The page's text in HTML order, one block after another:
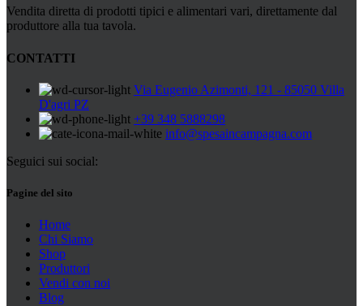
Vendita diretta di prodotti tipici e alimentari vari, direttamente dal
produttore alla tua tavola.
CONTATTI
Via Eugenio Azimonti, 121 - 85050 Villa
D'agri PZ
+39 348 5888298
info@spesaincampagna.com
Seguici sui social:
Pagine del sito
Home
Chi Siamo
Shop
Produttori
Vendi con noi
Blog